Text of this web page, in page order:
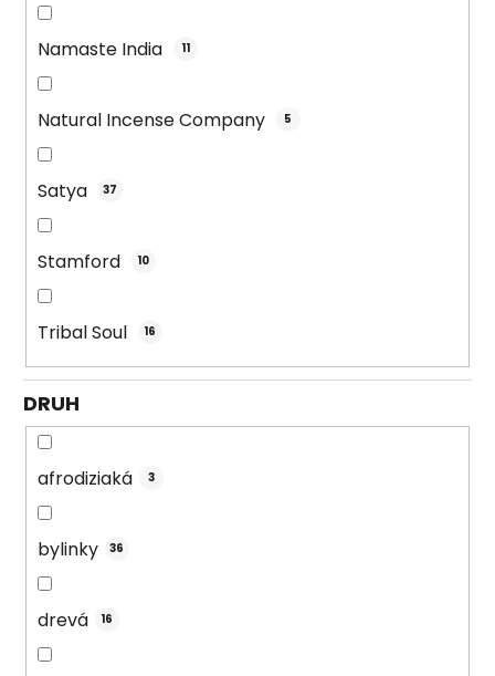
Namaste India 11
Natural Incense Company 5
Satya 37
Stamford 10
Tribal Soul 16
DRUH
afrodiziaká 3
bylinky 36
drevá 16